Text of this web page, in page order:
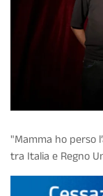
"Mamma ho perso
tra Italia e Regno